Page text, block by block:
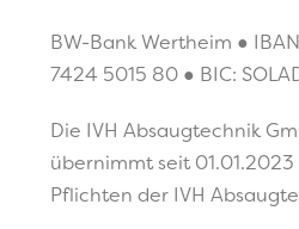
BW-Bank Wertheim ●
7424 5015 80 ● BIC:
Die IVH Absaugtechnik
übernimmt seit
Pflichten der IVH